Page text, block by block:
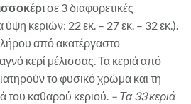
σε 3 διαφορετικές
ύψη κεριών: 22 εκ. – 27 εκ. – 32 εκ.).
από ακατέργαστο
κερί μέλισσας. Τα κεριά από
το φυσικό χρώμα και τη
του καθαρού κεριού. – Τα 33 κεριά